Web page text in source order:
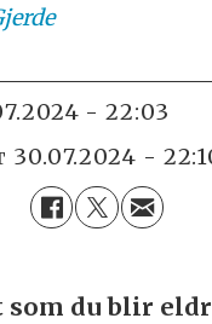
- 22:03
30.07.2024 -
du blir